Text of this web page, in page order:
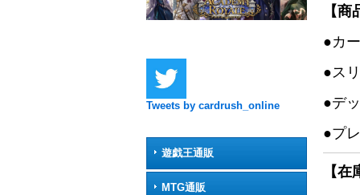
Tweets by cardrush_online
遊戯王通販
MTG通販
【
●カ
●ス
●デ
●プ
【